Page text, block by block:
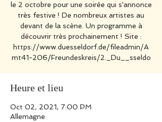
le 2 octobre pour une soirée qui s'annonce
très festive ! De nombreux artistes au
devant de la scène. Un programme à
découvrir très prochainement ! Site :
https://www.duesseldorf.de/fileadmin/A
mt41-206/Freundeskreis/2._Du__sseldo
Heure et lieu
Oct 02, 2021, 7:00 PM
Allemagne